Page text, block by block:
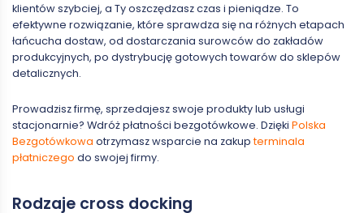
klientów szybciej, a Ty oszczędzasz czas i pieniądze. To
efektywne rozwiązanie, które sprawdza się na różnych etapach
łańcucha dostaw, od dostarczania surowców do zakładów
produkcyjnych, po dystrybucję gotowych towarów do sklepów
detalicznych.
Prowadzisz firmę, sprzedajesz swoje produkty lub usługi
stacjonarnie? Wdróż płatności bezgotówkowe. Dzięki Polska
Bezgotówkowa otrzymasz wsparcie na zakupterminala
płatniczego do swojej firmy.
Rodzaje cross docking